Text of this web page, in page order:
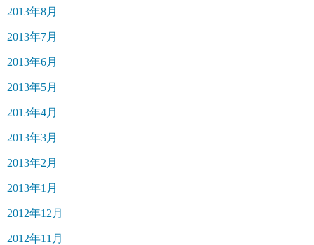
2013年8月
2013年7月
2013年6月
2013年5月
2013年4月
2013年3月
2013年2月
2013年1月
2012年12月
2012年11月